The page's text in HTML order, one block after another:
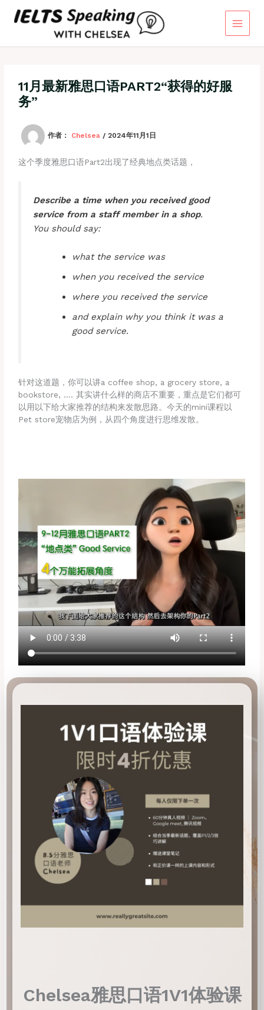
11月最新雅思口语PART2“获得的好服
务”
作者： Chelsea / 2024年11月1日
这个季度雅思口语Part2出现了经典地点类话题，
Describe a time when you received good
service from a staff member in a shop.
You should say:
what the service was
when you received the service
where you received the service
and explain why you think it was a
good service.
针对这道题，你可以讲a coffee shop, a grocery store, a
bookstore, …. 其实讲什么样的商店不重要，重点是它们都可
以用以下给大家推荐的结构来发散思路。今天的mini课程以
Pet store宠物店为例，从四个角度进行思维发散。
Chelsea雅思口语1V1体验课